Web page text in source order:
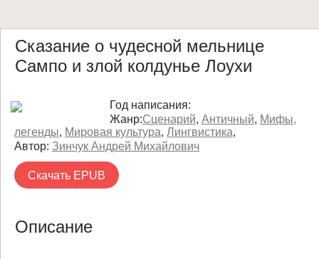
Сказание о чудесной мельнице
Сампо и злой колдунье Лоухи
Год написания:
Жанр:Сценарий, Античный, Мифы,
легенды, Мировая культура, Лингвистика,
Автор: Зинчук Андрей Михайлович
Скачать EPUB
Описание